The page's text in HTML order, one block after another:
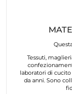
Tessuti,
laboratori di
da anni. Sono